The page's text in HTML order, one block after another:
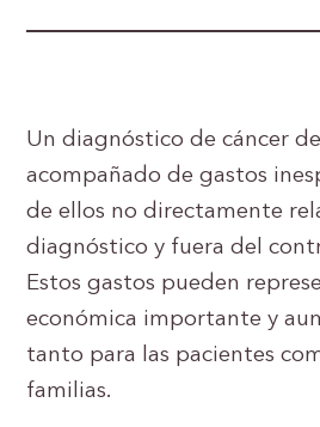
Un diagnóstico de cáncer
acompañado de gastos
de ellos no directamente
diagnóstico y fuera del
Estos gastos pueden
económica importante y
tanto para las pacientes
familias.